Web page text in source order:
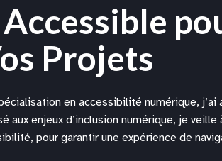
Projets
en accessibilité numérique, j’ai
enjeux d’inclusion numérique, je veille
pour garantir une expérience de